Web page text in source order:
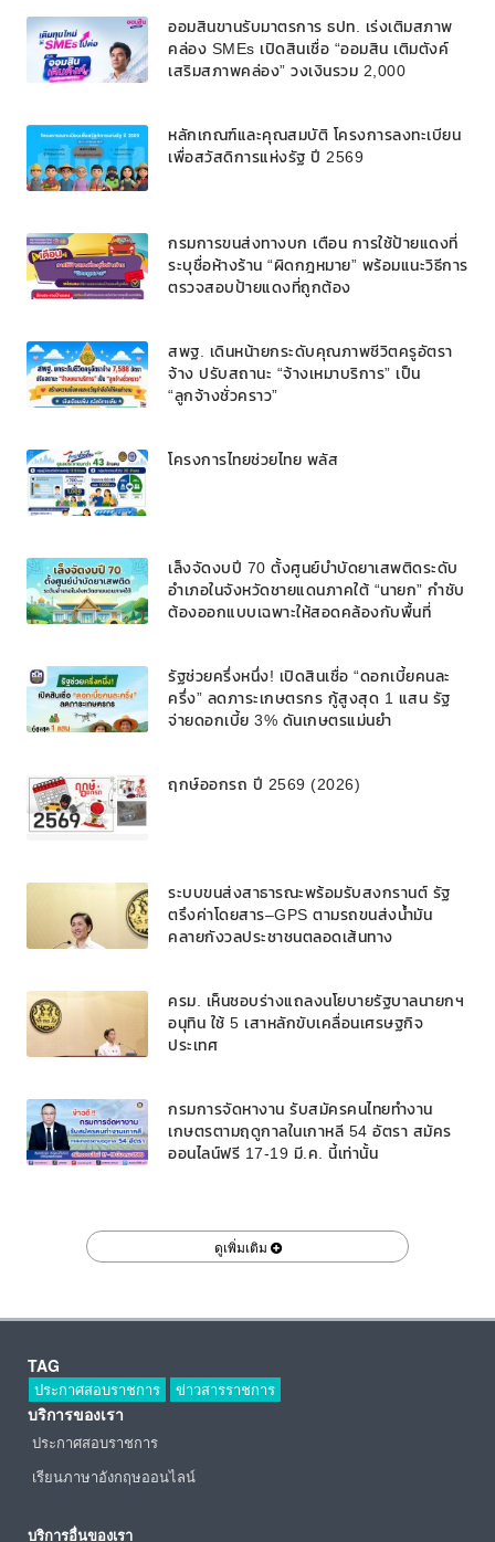
ออมสินขานรับมาตรการ ธปท. เร่งเติมสภาพ
คล่อง SMEs เปิดสินเชื่อ “ออมสิน เติมตังค์
เสริมสภาพคล่อง” วงเงินรวม 2,000
หลักเกณฑ์และคุณสมบัติ โครงการลงทะเบียน
เพื่อสวัสดิการแห่งรัฐ ปี 2569
กรมการขนส่งทางบก เตือน การใช้ป้ายแดงที่
ระบุชื่อห้างร้าน “ผิดกฎหมาย” พร้อมแนะวิธีการ
ตรวจสอบป้ายแดงที่ถูกต้อง
สพฐ. เดินหน้ายกระดับคุณภาพชีวิตครูอัตรา
จ้าง ปรับสถานะ “จ้างเหมาบริการ” เป็น
“ลูกจ้างชั่วคราว”
โครงการไทยช่วยไทย พลัส
เล็งจัดงบปี 70 ตั้งศูนย์บำบัดยาเสพติดระดับ
อำเภอในจังหวัดชายแดนภาคใต้ “นายก” กำชับ
ต้องออกแบบเฉพาะให้สอดคล้องกับพื้นที่
รัฐช่วยครึ่งหนึ่ง! เปิดสินเชื่อ “ดอกเบี้ยคนละ
ครึ่ง” ลดภาระเกษตรกร กู้สูงสุด 1 แสน รัฐ
จ่ายดอกเบี้ย 3% ดันเกษตรแม่นยำ
ฤกษ์ออกรถ ปี 2569 (2026)
ระบบขนส่งสาธารณะพร้อมรับสงกรานต์ รัฐ
ตรึงค่าโดยสาร–GPS ตามรถขนส่งน้ำมัน
คลายกังวลประชาชนตลอดเส้นทาง
ครม. เห็นชอบร่างแถลงนโยบายรัฐบาลนายกฯ
อนุทิน ใช้ 5 เสาหลักขับเคลื่อนเศรษฐกิจ
ประเทศ
กรมการจัดหางาน รับสมัครคนไทยทำงาน
เกษตรตามฤดูกาลในเกาหลี 54 อัตรา สมัคร
ออนไลน์ฟรี 17-19 มี.ค. นี้เท่านั้น
ดูเพิ่มเติม
TAG
ประกาศสอบราชการ ข่าวสารราชการ
บริการของเรา
ประกาศสอบราชการ
เรียนภาษาอังกฤษออนไลน์
บริการอื่นของเรา